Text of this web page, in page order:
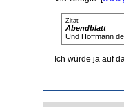
Zitat
Abendblatt
Und Hoffmann
Ich würde ja auf